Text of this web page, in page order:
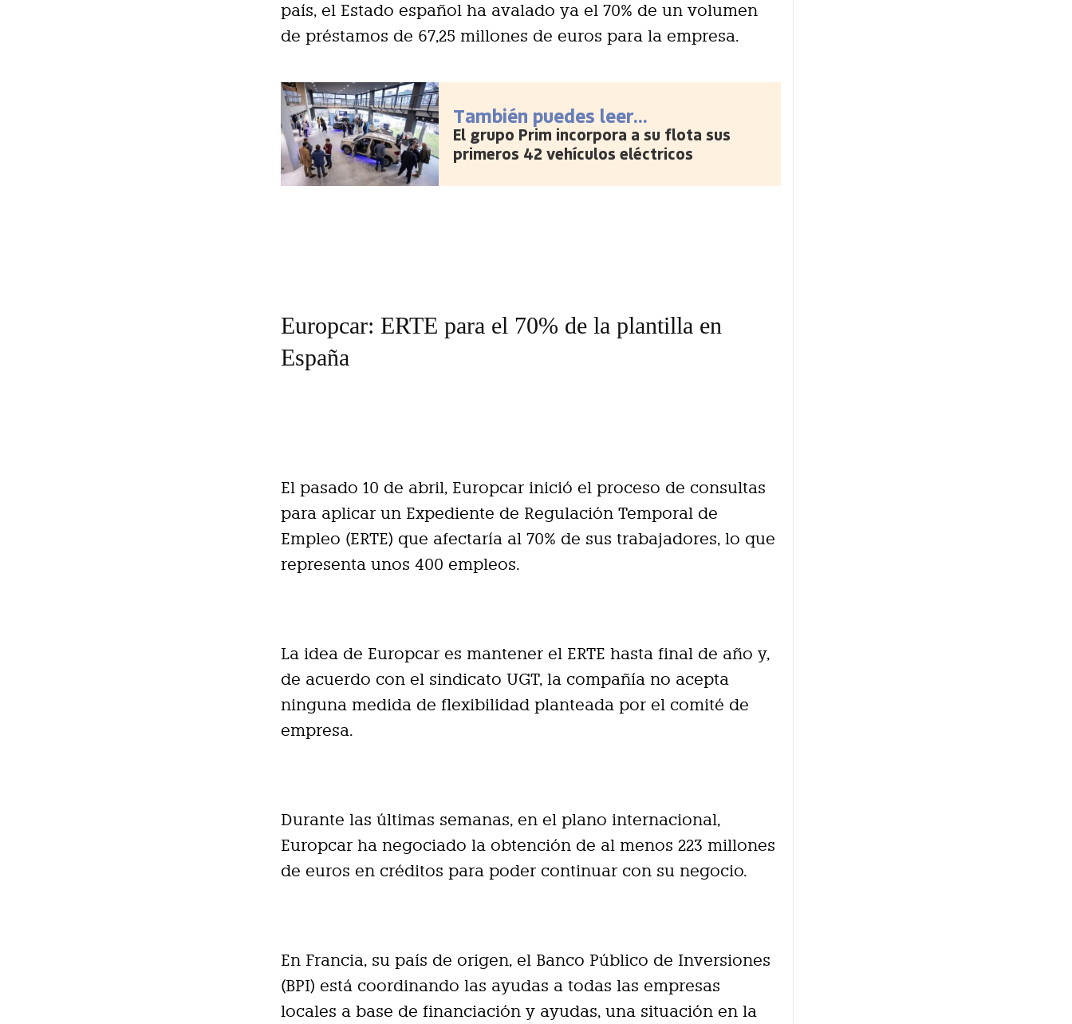
país, el Estado español ha avalado ya el 70% de un volumen
de préstamos de 67,25 millones de euros para la empresa.
También puedes leer...
El grupo Prim incorpora a su flota sus
primeros 42 vehículos eléctricos
Europcar: ERTE para el 70% de la plantilla en
España
El pasado 10 de abril, Europcar inició el proceso de consultas
para aplicar un Expediente de Regulación Temporal de
Empleo (ERTE) que afectaría al 70% de sus trabajadores, lo que
representa unos 400 empleos.
La idea de Europcar es mantener el ERTE hasta final de año y,
de acuerdo con el sindicato UGT, la compañía no acepta
ninguna medida de flexibilidad planteada por el comité de
empresa.
Durante las últimas semanas, en el plano internacional,
Europcar ha negociado la obtención de al menos 223 millones
de euros en créditos para poder continuar con su negocio.
En Francia, su país de origen, el Banco Público de Inversiones
(BPI) está coordinando las ayudas a todas las empresas
locales a base de financiación y ayudas, una situación en la